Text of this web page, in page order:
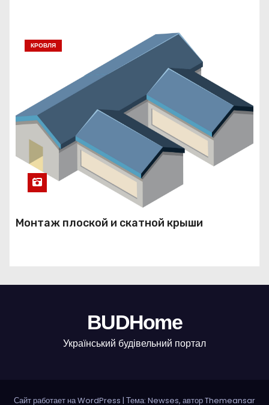
КРОВЛЯ
Монтаж плоской и скатной крыши
BUDHome
Український будівельний портал
Сайт работает на WordPress | Тема: Newses, авторThemeansar